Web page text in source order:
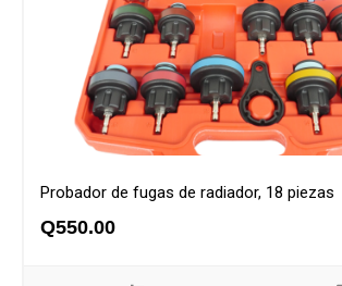
Probador de fugas de radiador, 18 piezas
Q550.00